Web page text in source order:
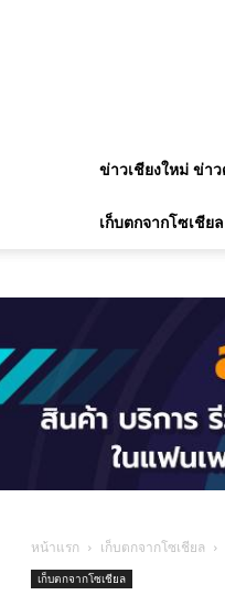
ข่าวเชียงใหม่ ข่า
เก็บตกจากโซเชียล
หน้าแรก เก็บตกจากโซเชียล
เก็บตกจากโซเชียล